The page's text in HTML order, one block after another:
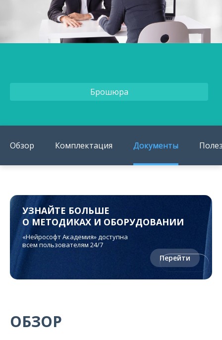
О компании
Карьера
Брошюра
Обзор Комплектация Документы
УЗНАЙТЕ БОЛЬШЕ
О МЕТОДИКАХ И ОБОРУДОВАНИИ
«Нейрософт Академия» доступна
всем пользователям 24/7
Перейти
ОБЗОР